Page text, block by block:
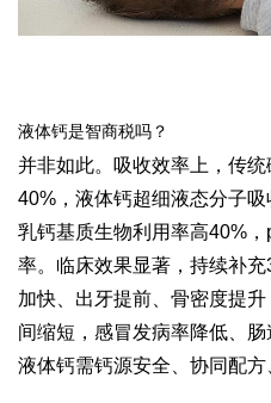
液体钙是智商税吗？
并非如此。吸收效率上，传
40% ，液体钙超细液态分子
乳钙基质生物利用率高40% ，
率。临床效果显著，持续补充
加快、出牙提前、骨密度提
间缩短，感冒发病率降低、
液体钙需钙源安全、协同配方